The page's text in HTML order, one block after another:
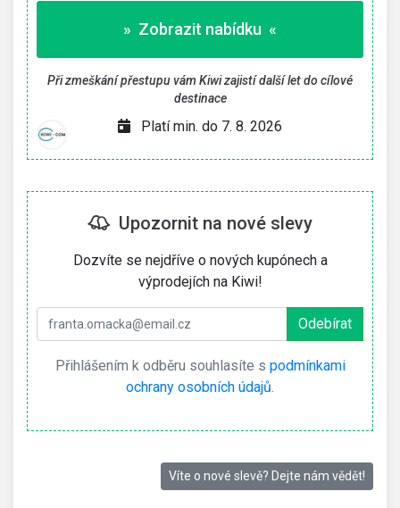
» Zobrazit nabídku «
Při zmeškání přestupu vám Kiwi zajistí další let do cílové
destinace
Platí min. do 7. 8. 2026
Upozornit na nové slevy
Dozvíte se nejdříve o nových kupónech a
výprodejích na Kiwi!
Přihlášením k odběru souhlasíte s podmínkami
ochrany osobních údajů.
Víte o nové slevě? Dejte nám vědět!